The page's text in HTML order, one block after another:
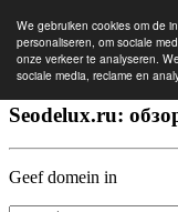
We gebruiken cookies om de
personaliseren, om sociale
onze verkeer te analyseren.
sociale media, reclame en
Seodelux.ru:
Geef domein in